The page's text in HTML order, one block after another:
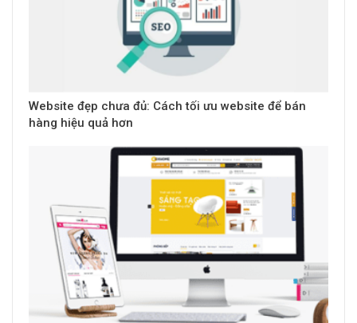
Website đẹp chưa đủ: Cách tối ưu website để bán
hàng hiệu quả hơn